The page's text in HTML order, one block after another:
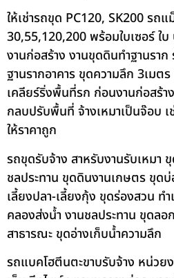
ให้เช่ารถขุด PC120, SK200 รถแ
30,55,120,200 พร้อมใบเซอร์ ใ
งานก่อสร้าง งานขุดดินทำฐานราก
ฐานรากอาคาร ขุดความลึก 3เมต
เคลียร์ริ่งพื้นที่รก ก่อนงานก่อสร้
กลบปรับพื้นที่ จ้างเหมาเป็นจ๊อบ เ
ให้ราคาถูก
รถขุดรับจ้าง สาหรับงานรับเหมา
ชลประทาน ขุดดินงานเกษตร ขุดบ่
เลี้ยงปลา-เลี้ยงกุ้ง ขุดร่องสวน ท
คลองส่งน้ำ งานชลประทาน ขุดล
สาธารณะ ขุดอ่างเก็บน้ำความลึก
รถแบคโฮตีนตะขาบรับจ้าง หน่วย